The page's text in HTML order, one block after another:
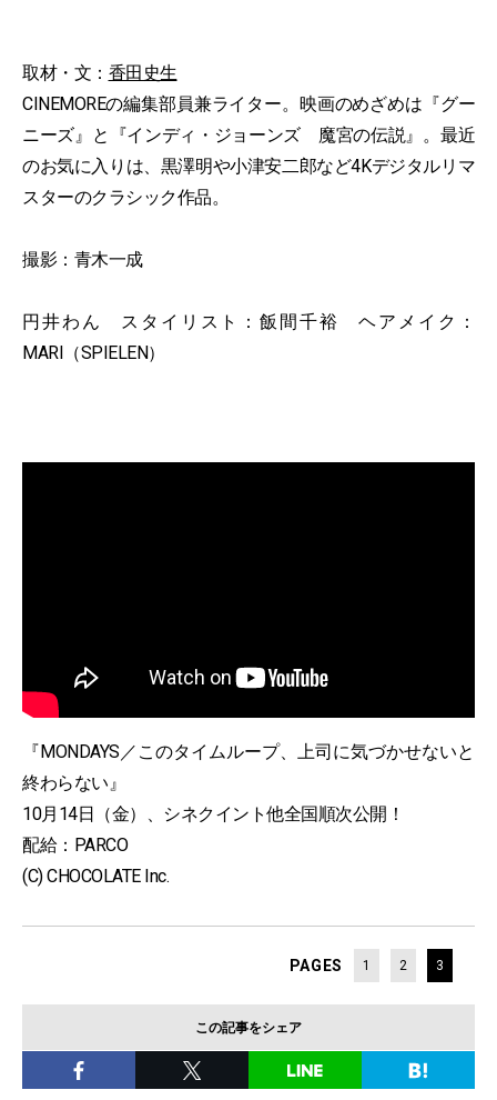
取材・文： 香田史生
CINEMOREの編集部員兼ライター。映画のめざめは『グー
ニーズ』と『インディ・ジョーンズ 魔宮の伝説』。最近
のお気に入りは、黒澤明や小津安二郎など4Kデジタルリマ
スターのクラシック作品。
撮影：青木一成
円井わん スタイリスト：飯間千裕 ヘアメイク：
MARI（SPIELEN）
『MONDAYS／このタイムループ、上司に気づかせないと
終わらない』
10月14日（金）、シネクイント他全国順次公開！
配給：PARCO
(C) CHOCOLATE Inc.
PAGES 1 2 3
この記事をシェア